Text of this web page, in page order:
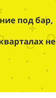
под бар,
не